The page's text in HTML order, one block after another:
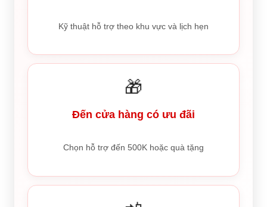
Kỹ thuật hỗ trợ theo khu vực và lịch hẹn
🎁
Đến cửa hàng có ưu đãi
Chọn hỗ trợ đến 500K hoặc quà tặng